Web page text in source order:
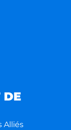
DE
Alliés